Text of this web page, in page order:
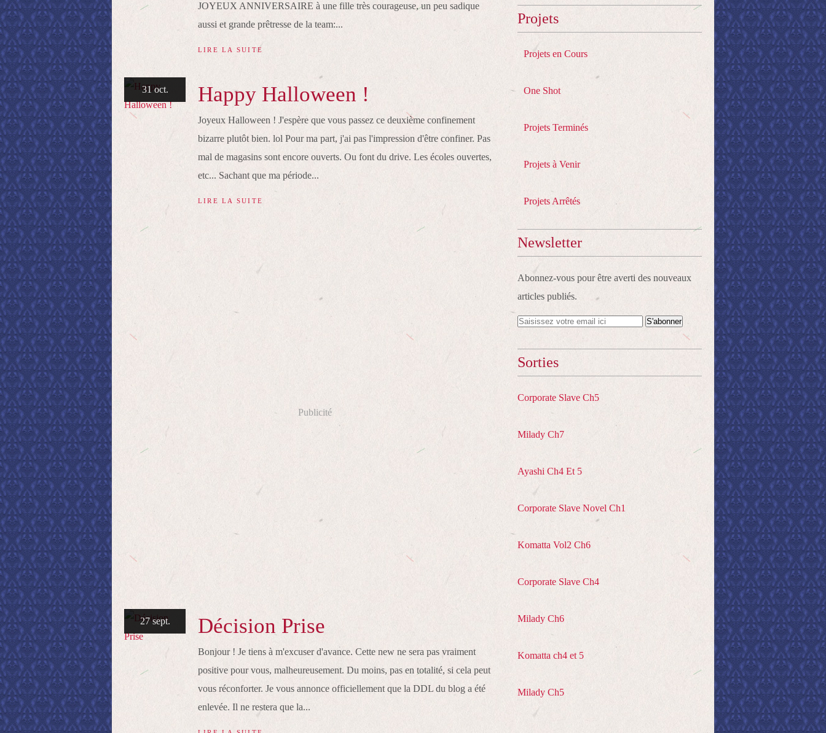
JOYEUX ANNIVERSAIRE à une fille très courageuse, un peu sadique
aussi et grande prêtresse de la team:...
LIRE LA SUITE
31 oct. Happy Halloween !
Joyeux Halloween ! J'espère que vous passez ce deuxième confinement
bizarre plutôt bien. lol Pour ma part, j'ai pas l'impression d'être confiner. Pas
mal de magasins sont encore ouverts. Ou font du drive. Les écoles ouvertes,
etc... Sachant que ma période...
LIRE LA SUITE
Publicité
27 sept. Décision Prise
Bonjour ! Je tiens à m'excuser d'avance. Cette new ne sera pas vraiment
positive pour vous, malheureusement. Du moins, pas en totalité, si cela peut
vous réconforter. Je vous annonce officiellement que la DDL du blog a été
enlevée. Il ne restera que la...
Projets
Projets en Cours
One Shot
Projets Terminés
Projets à Venir
Projets Arrêtés
Newsletter
Abonnez-vous pour être averti des nouveaux
articles publiés.
Sorties
Corporate Slave Ch5
Milady Ch7
Ayashi Ch4 Et 5
Corporate Slave Novel Ch1
Komatta Vol2 Ch6
Corporate Slave Ch4
Milady Ch6
Komatta ch4 et 5
Milady Ch5